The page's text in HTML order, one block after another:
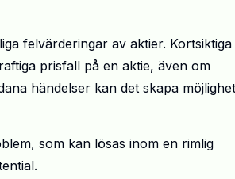
felvärderingar av aktier. Kortsiktiga
prisfall på en aktie, även om
händelser kan det skapa
som kan lösas inom en rimlig